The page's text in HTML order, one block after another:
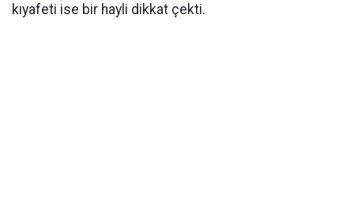
kıyafeti ise bir hayli dikkat çekti.